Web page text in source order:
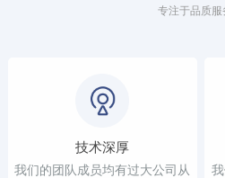
专注于品质服
技术深厚
我们的团队成员均有过大公司从